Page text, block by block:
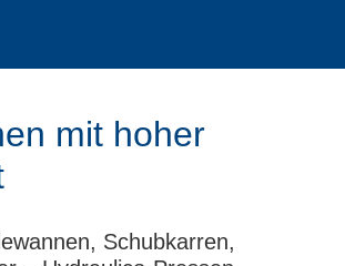
mit hoher
Schubkarren,